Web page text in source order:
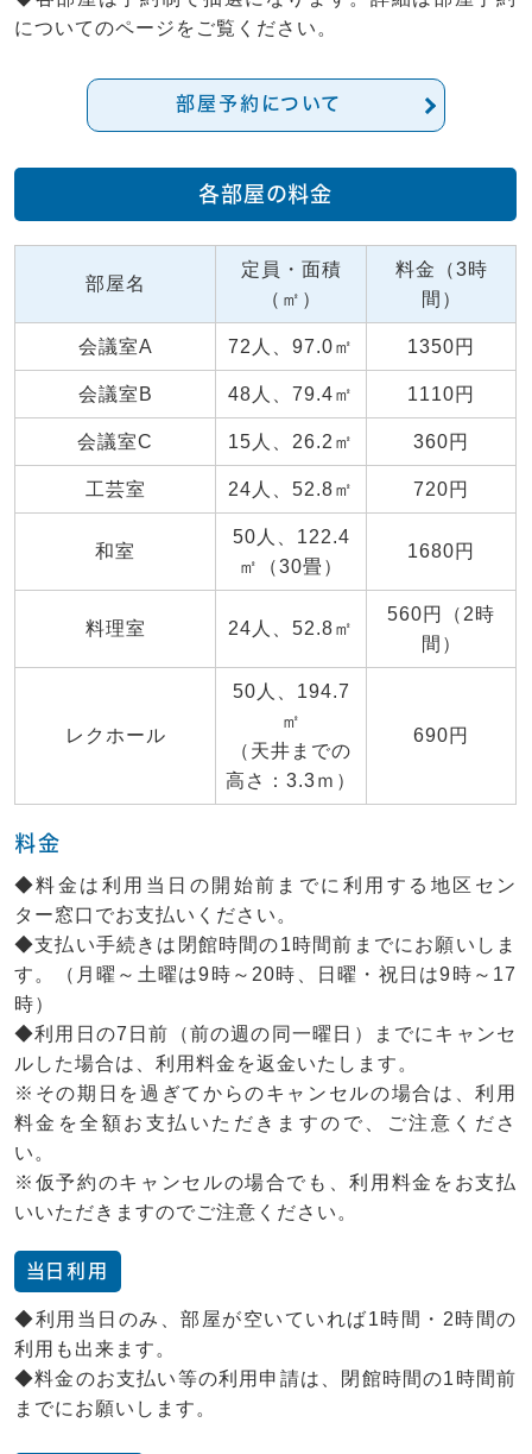
についてのページをご覧ください。
部屋予約について
各部屋の料金
部屋名
定員・面積
（㎡）
料金（3時
間）
会議室A 72人、97.0㎡ 1350円
会議室B 48人、79.4㎡ 1110円
会議室C 15人、26.2㎡ 360円
工芸室 24人、52.8㎡ 720円
和室
50人、122.4
㎡（30畳）
1680円
料理室 24人、52.8㎡
560円（2時
間）
レクホール
50人、194.7
㎡
（天井までの
高さ：3.3ｍ）
690円
料金
◆料金は利用当日の開始前までに利用する地区セン
ター窓口でお支払いください。
◆支払い手続きは閉館時間の1時間前までにお願いしま
す。（月曜～土曜は9時～20時、日曜・祝日は9時～17
時）
◆利用日の7日前（前の週の同一曜日）までにキャンセ
ルした場合は、利用料金を返金いたします。
※その期日を過ぎてからのキャンセルの場合は、利用
料金を全額お支払いただきますので、ご注意くださ
い。
※仮予約のキャンセルの場合でも、利用料金をお支払
いいただきますのでご注意ください。
当日利用
◆利用当日のみ、部屋が空いていれば1時間・2時間の
利用も出来ます。
◆料金のお支払い等の利用申請は、閉館時間の1時間前
までにお願いします。